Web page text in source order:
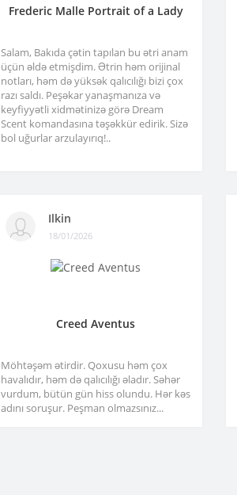
Frederic Malle Portrait of a Lady
Salam, Bakıda çətin tapılan bu ətri anam
üçün əldə etmişdim. Ətrin həm orijinal
notları, həm də yüksək qalıcılığı bizi çox
razı saldı. Peşəkar yanaşmanıza və
keyfiyyətli xidmətinizə görə Dream
Scent komandasına təşəkkür edirik. Sizə
bol uğurlar arzulayırıq!..
Ilkin
18/01/2026
Creed Aventus
Möhtəşəm ətirdir. Qoxusu həm çox
havalıdır, həm də qalıcılığı əladır. Səhər
vurdum, bütün gün hiss olundu. Hər kəs
adını soruşur. Peşman olmazsınız...